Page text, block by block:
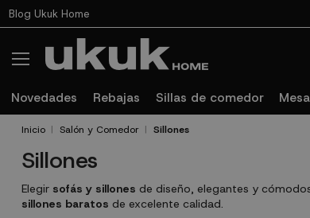
Blog Ukuk Home
Novedades Rebajas Sillas de comedor
Inicio Salón y Comedor Sillones
Sillones
Elegir sofás y sillones de diseño, elegantes y
sillones baratos de excelente calidad.